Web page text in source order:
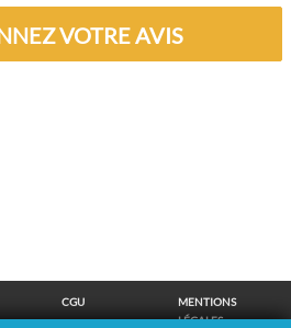
VOTRE AVIS
CGU
MENTIONS
LÉGALES